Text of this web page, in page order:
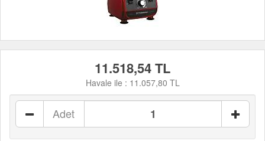
11.518,54 TL
Havale ile : 11.057,80 TL
Adet